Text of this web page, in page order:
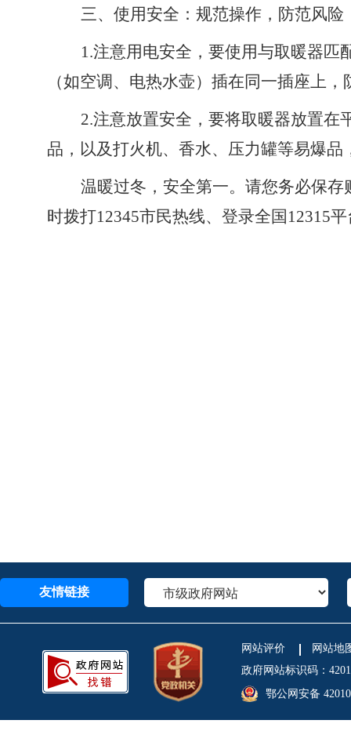
三、使用安全：规范操作，防范风险
1.注意用电安全，要使用与取暖器
（如空调、电热水壶）插在同一插座上
2.注意放置安全，要将取暖器放置在
品，以及打火机、香水、压力罐等易爆
温暖过冬，安全第一。请您务必保
时拨打12345市民热线、登录全国12315
友情链接
网站评价
网站地
政府网站标识码：
鄂公网安备